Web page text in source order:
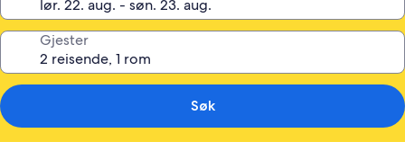
Gjester
Søk